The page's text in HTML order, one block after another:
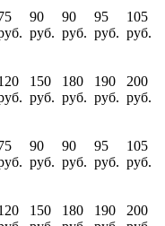
90
руб.
90
руб.
95
руб.
105
руб.
150
руб.
180
руб.
190
руб.
200
руб.
90
руб.
90
руб.
95
руб.
105
руб.
150
180
190
200